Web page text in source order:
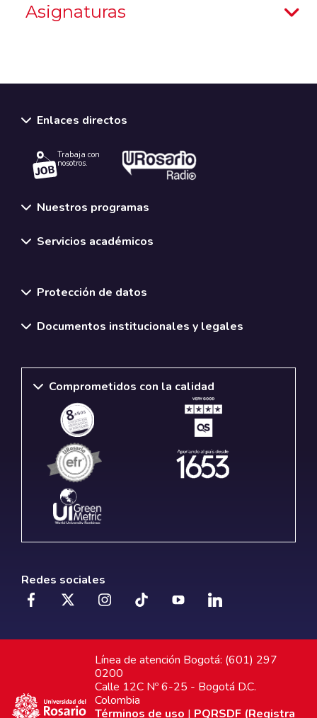
Asignaturas
Enlaces directos
Trabaja con
nosotros.
Nuestros programas
Servicios académicos
Protección de datos
Documentos institucionales y legales
Comprometidos con la calidad
Redes sociales
Línea de atención Bogotá: (601) 297
0200
Calle 12C Nº 6-25 - Bogotá D.C.
Colombia
Términos de uso | PQRSDF (Registra